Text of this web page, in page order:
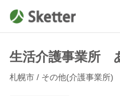
生活介護事業所
札幌市 / その他(介護事業所)